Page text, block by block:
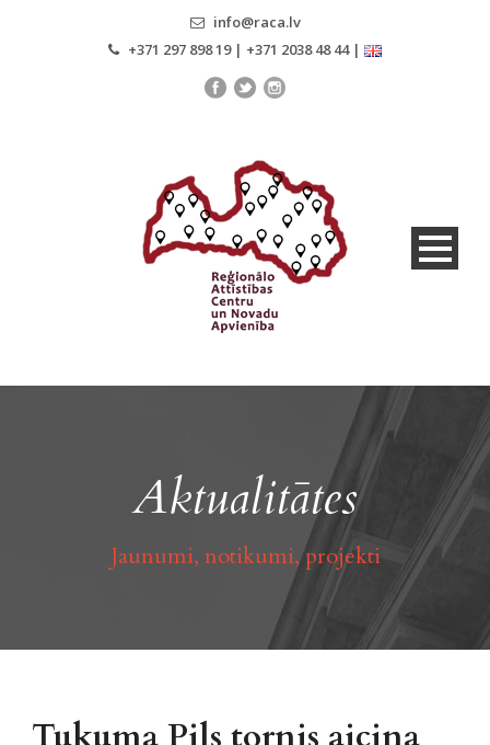
info@raca.lv
+371 297 898 19 | +371 2038 48 44 |
Aktualitātes
Jaunumi, notikumi, projekti